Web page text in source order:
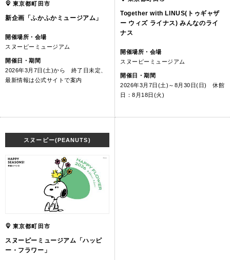
東京都町田市
新企画「ふかふかミュージアム」
開催場所・会場
スヌーピーミュージアム
開催日・期間
2026年3月7日(土)から 終了日未定、
最新情報は公式サイトで案内
Together with LINUS(トゥギャザ
ー ウィズ ライナス) みんなのライ
ナス
開催場所・会場
スヌーピーミュージアム
開催日・期間
2026年3月7日(土)～8月30日(日) 休館
日：8月18日(火)
スヌーピー(PEANUTS)
東京都町田市
スヌーピーミュージアム「ハッピ
ー・フラワー」